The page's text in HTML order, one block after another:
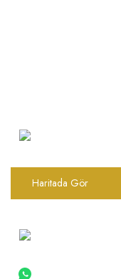
Haritada Gör